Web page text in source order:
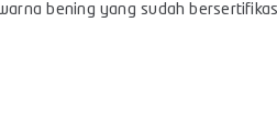
bening yang sudah